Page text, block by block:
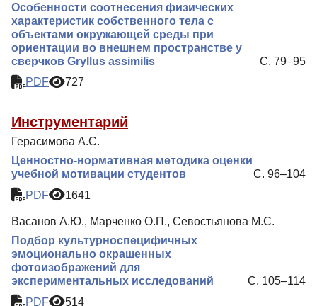
Особенности соотнесения физических
характеристик собственного тела с
объектами окружающей среды при
ориентации во внешнем пространстве у
сверчков Gryllus assimilis
С. 79–95
PDF
727
Инструментарий
Герасимова А.С.
Ценностно-нормативная методика оценки
учебной мотивации студентов
С. 96–104
PDF
1641
Васанов А.Ю., Марченко О.П., Севостьянова М.С.
Подбор культурноспецифичных
эмоционально окрашенных
фотоизображений для
экспериментальных исследований
С. 105–114
PDF
514